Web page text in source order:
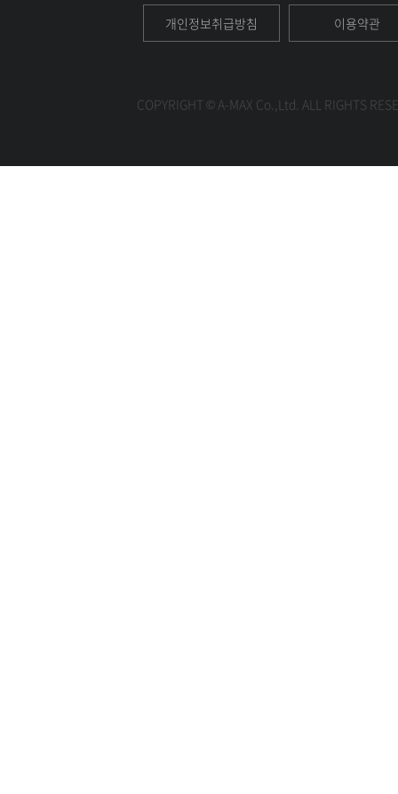
개인정보취급방침 이용약관
COPYRIGHT © A-MAX Co.,Ltd. ALL RIGHTS